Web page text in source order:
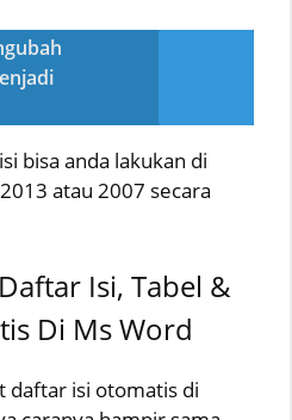
bisa anda lakukan di
atau 2007 secara
Isi, Tabel &
Di Ms Word
daftar isi otomatis di